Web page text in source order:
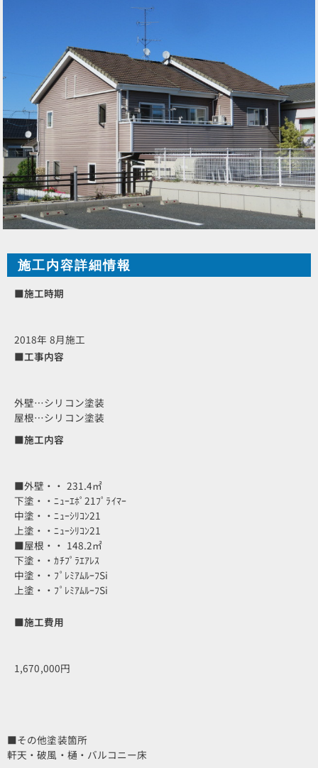
施工内容詳細情報
■施工時期
2018年 8月施工
■工事内容
外壁…シリコン塗装
屋根…シリコン塗装
■施工内容
■外壁・・ 231.4㎡
下塗・・ﾆｭｰｴﾎﾟ21ﾌﾟﾗｲﾏｰ
中塗・・ﾆｭｰｼﾘｺﾝ21
上塗・・ﾆｭｰｼﾘｺﾝ21
■屋根・・ 148.2㎡
下塗・・ｶﾁﾌﾟﾗｴｱﾚｽ
中塗・・ﾌﾟﾚﾐｱﾑﾙｰﾌSi
上塗・・ﾌﾟﾚﾐｱﾑﾙｰﾌSi
■施工費用
1,670,000円
■その他塗装箇所
軒天・破風・樋・バルコニー床